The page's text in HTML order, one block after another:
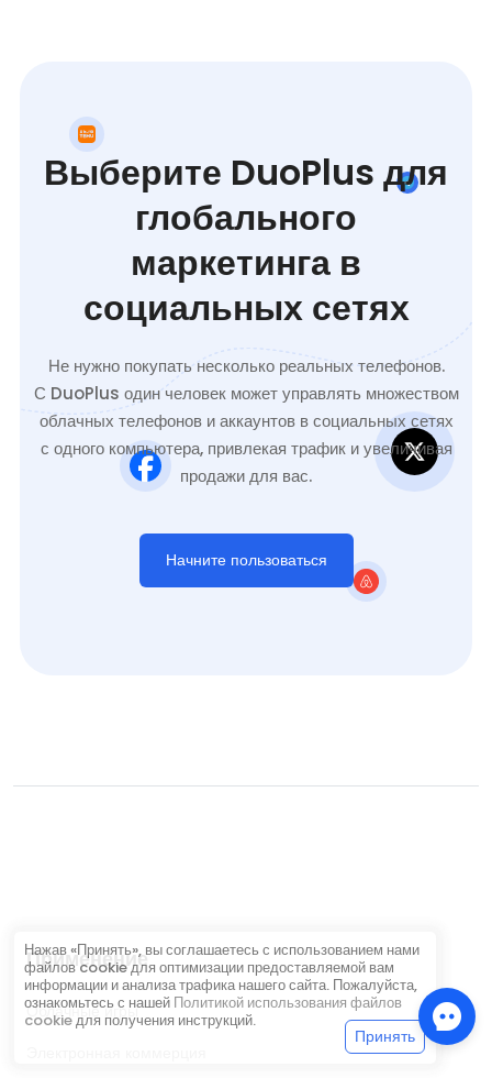
Выберите DuoPlus для
глобального
маркетинга в
социальных сетях
Не нужно покупать несколько реальных телефонов.
С DuoPlus один человек может управлять множеством
облачных телефонов и аккаунтов в социальных сетях
с одного компьютера, привлекая трафик и увеличивая
продажи для вас.
Начните пользоваться
Применение
Облачные игры
Нажав «Принять», вы соглашаетесь с использованием нами
файлов cookie для оптимизации предоставляемой вам
информации и анализа трафика нашего сайта. Пожалуйста,
ознакомьтесь с нашей Политикой использования файлов
cookieдля получения инструкций.
Принять